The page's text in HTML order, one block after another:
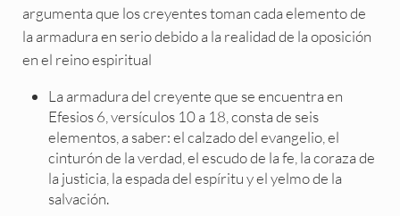
argumenta que los creyentes toman cada elemento de
la armadura en serio debido a la realidad de la oposición
en el reino espiritual
La armadura del creyente que se encuentra en
Efesios 6, versículos 10 a 18, consta de seis
elementos, a saber: el calzado del evangelio, el
cinturón de la verdad, el escudo de la fe, la coraza de
la justicia, la espada del espíritu y el yelmo de la
salvación.